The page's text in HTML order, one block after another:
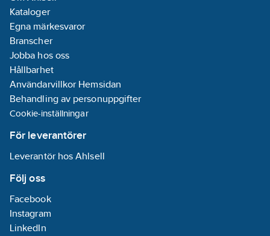
Kataloger
Egna märkesvaror
Branscher
Jobba hos oss
Hållbarhet
Användarvillkor Hemsidan
Behandling av personuppgifter
Cookie-inställningar
För leverantörer
Leverantör hos Ahlsell
Följ oss
Facebook
Instagram
LinkedIn